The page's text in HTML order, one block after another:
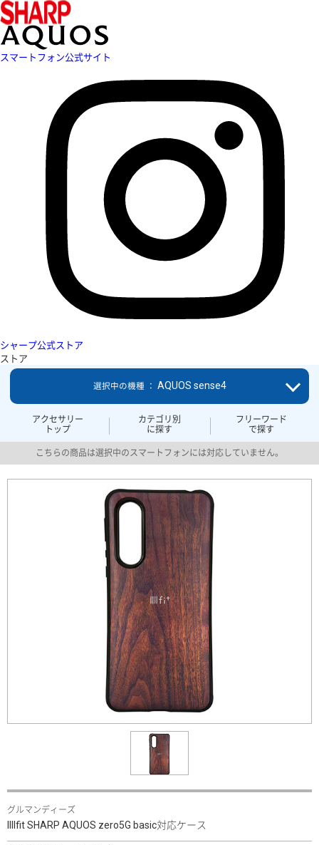
スマートフォン公式サイト
シャープ公式ストア
ストア
アクセサリー
トップ
カテゴリ別
に探す
フリーワード
で探す
選択中の機種 ： AQUOS sense4
こちらの商品は選択中のスマートフォンには対応していません。
グルマンディーズ
IIIIfit SHARP AQUOS zero5G basic対応ケース